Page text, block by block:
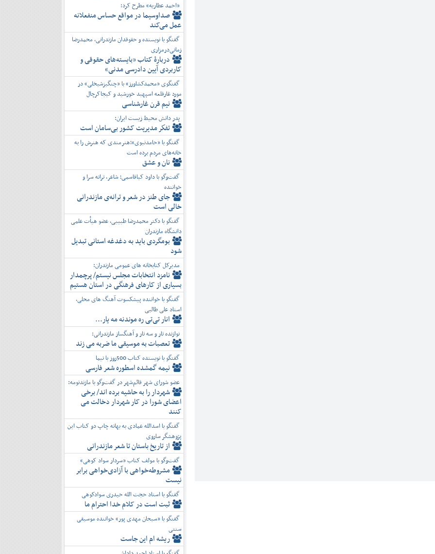
«احمد عطاریه» مطرح کرد:
صداوسیما در مواقع حساس منفعلانه
عمل می‌کند
گفتگو با نویسنده و حقوقدان مازندرانی، محمدرضا
زمانی‌درمزاری
دربارۀ کتاب ”بایسته‌های حقوقی و
کاربردی آیین دادرسی مدنی»
گفتگوی «محمدکشاورز» با «چنگیزشیخلی» در
مورد غارقلعه اسپهبد خورشید و کیجاکرچال
نیم قرن غارشناسی
پدر دانش محیط زیست ایران:
تفكر مديريت کشور بی‌سامان است
گفتگو با «حامدنبوی»؛هنرمندی که هنرش را به
خانه‌های مردم برده است
نان و عشق
گفت‌وگو با داود کیاقاسمی؛ شاعر، ترانه سرا و
خواننده
جای طنز در شعر و ترانه‌ی مازندرانی
خالی است
گفتگو با دکتر محمدرضا طبیبی، عضو هیأت علمی
دانشگاه مازندران
بومگردی باید به دغدغه استانی تبدیل
شود
مدیرکل کتابخانه های عمومی مازندران:
نامزد انتخابات مجلس نیستم/ پرچمدار
بسیاری از کارهای فرهنگی در استان هستیم
گفتگو با خواننده پیشکسوت آهنگ های محلی،
استاد علی طالبی
انار تی‌تی ره موندنه مه یار...
نوازنده تار و سه تار و آهنگساز مازندرانی:
تعصبات به موسیقی ما ضربه می زند
گفتگو با نویسنده کتاب 500روز با نیما
نیمه گمشده اسطوره شعر فارسی
عضو شورای شهر قائم‌شهر در گفت‌و‌گو با مازندنومه:
شهردار را به حاشیه برده اند/ برخی
اعضای شورا در کار شهردار دخالت می
کنند
گفتگو با اسدالله عمادی به بهانه چاپ دو کتاب این
پژوهشگر ساروی
از تاریخ باستان تا شعر مازندرانی
گفت‌وگو با مولف کتاب «سردار سواد کوهی»
مشروطه‌خواهی با آزادی‌خواهی برابر
نیست
گفتگو با استاد حجت الله حیدری سوادکوهی
ثبت است در کلام خدا احترام ما
گفتگو با «سبحان مهدی پور» خواننده موسیقی
سنتی
ریشه ام این جاست